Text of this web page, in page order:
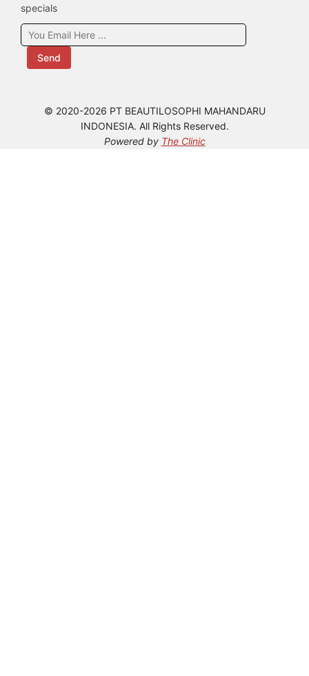
specials
Send
© 2020-2026 PT BEAUTILOSOPHI MAHANDARU
INDONESIA. All Rights Reserved.
Powered by The Clinic